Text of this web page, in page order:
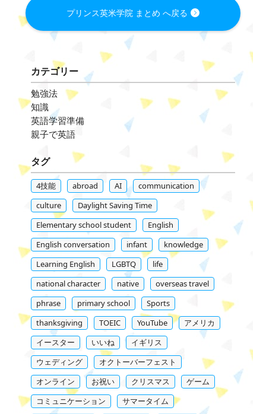
プリンス英米学院 まとめ へ戻る
カテゴリー
勉強法
知識
英語学習準備
親子で英語
タグ
4技能 abroad AI
communication
culture
Daylight Saving Time
Elementary school student
English
English conversation
infant
knowledge
Learning English
LGBTQ
life
national character
native
overseas travel
phrase
primary school
Sports
thanksgiving
TOEIC YouTube
アメリカ
イースター
いいね
イギリス
ウェディング
オクトーバーフェスト
オンライン
お祝い クリスマス
ゲーム
コミュニケーション
サマータイム